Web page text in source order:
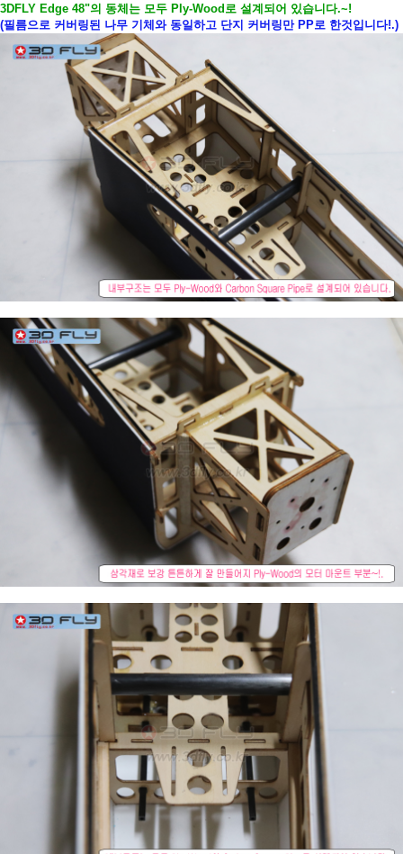
3DFLY Edge 48"의 동체는 모두 Ply-Wood로 설계되어 있습니다.~!
(필름으로 커버링된 나무 기체와 동일하고 단지 커버링만 PP로 한것입니다!.)